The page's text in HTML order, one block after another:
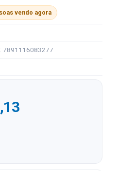
vendo agora
7891116083277
R$ 151,13